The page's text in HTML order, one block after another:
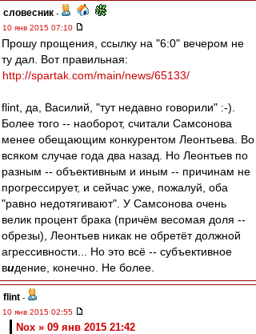
словесник -
10 янв 2015 07:10
Прошу прощения, ссылку на "6:0" вечером не
ту дал. Вот правильная:
http://spartak.com/main/news/65133/
flint, да, Василий, "тут недавно говорили" :-).
Более того -- наоборот, считали Самсонова
менее обещающим конкурентом Леонтьева. Во
всяком случае года два назад. Но Леонтьев по
разным -- объективным и иным -- причинам не
прогрессирует, и сейчас уже, пожалуй, оба
"равно недотягивают". У Самсонова очень
велик процент брака (причём весомая доля --
обрезы), Леонтьев никак не обретёт должной
агрессивности... Но это всё -- субъективное
видение, конечно. Не более.
flint -
10 янв 2015 02:55
Nox » 09 янв 2015 21:42